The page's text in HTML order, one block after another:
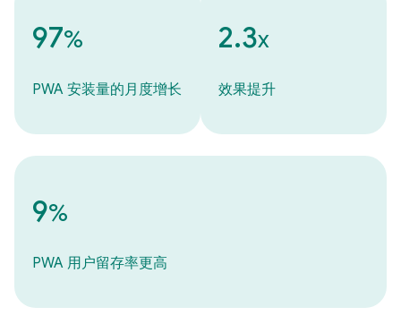
97%
PWA 安装量的月度增长
2.3x
效果提升
9%
PWA 用户留存率更高